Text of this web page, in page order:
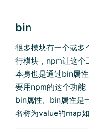
bin
很多模块有一个或多
行模块，npm让这个
本身也是通过bin属
要用npm的这个功
bin属性。bin属性是
名称为value的map如